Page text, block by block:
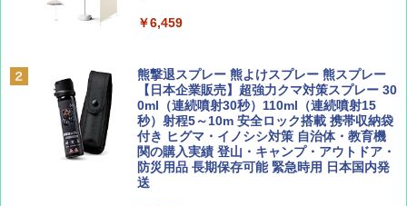
誌] (ＤＩＳＮＥＹ ＦＡＮ)
￥713
山と溪谷 2026年8月号「南アルプス大全」
球の歩き方A ヨーロッパ
￥2,479
D40 地球の歩き方 チェンマイ タイ北部の魅
力的な町 2026～2027 地球の歩き方D アジア
PYKES PEAK (パイクスピーク) 着替えテン
ト プライバシー テント 【中が透けない】 1
人用 折りたたみ 防災グッズ 災害用トイレ ビ
ーチ ピクニック ポップアップテント 携帯 簡
易 トイレテント (グレー)
￥4,980
￥6,459
熊撃退スプレー 熊よけスプレー 熊スプレー
【日本企業販売】超強力クマ対策スプレー 30
0ml（連続噴射30秒）110ml（連続噴射15
秒）射程5～10m 安全ロック搭載 携帯収納袋
付き ヒグマ・イノシシ対策 自治体・教育機
関の購入実績 登山・キャンプ・アウトドア・
防災用品 長期保存可能 緊急時用 日本国内発
送